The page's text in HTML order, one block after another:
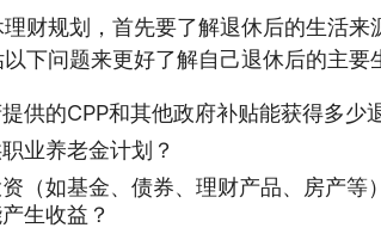
财规划，首先要了解退休后的生活来
下问题来更好了解自己退休后的主要
供的CPP和其他政府补贴能获得多少
业养老金计划？
（如基金、债券、理财产品、房产等
生收益？